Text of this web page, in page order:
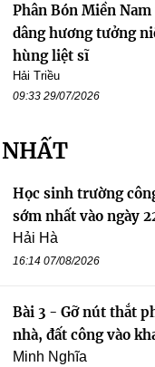
Phân Bón Miền
dâng hương tưởng
hùng liệt sĩ
Hải Triều
09:33 29/07/2026
Học sinh trường
sớm nhất vào ngày
Hải Hà
16:14 07/08/2026
Bài 3 - Gỡ nút thắt
nhà, đất công vào
Minh Nghĩa